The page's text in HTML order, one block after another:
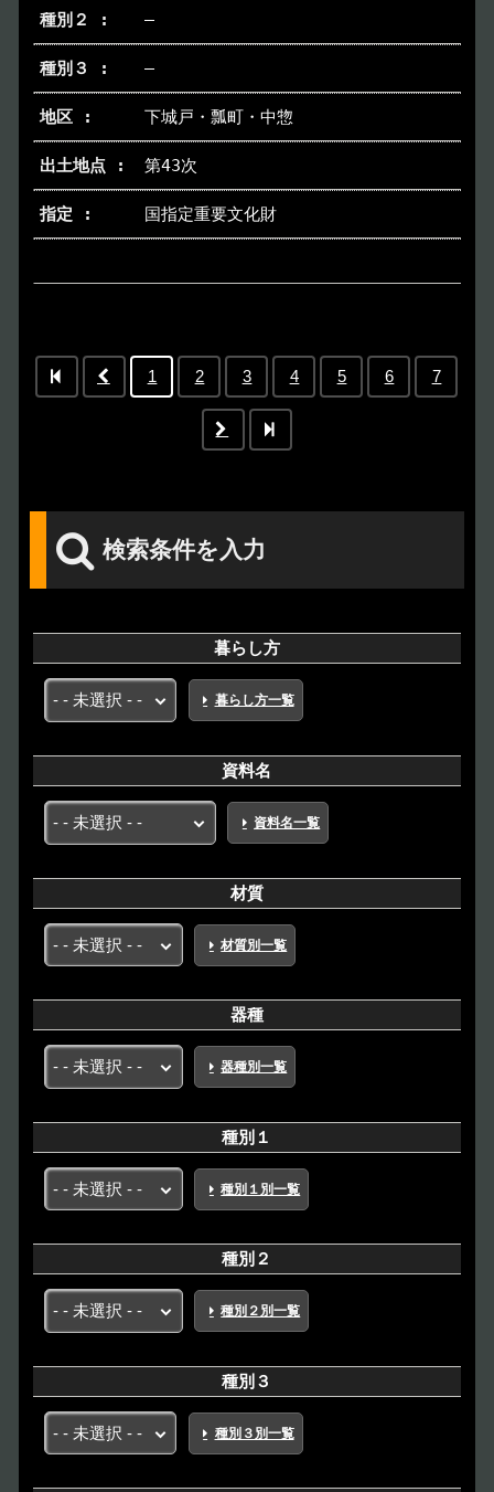
―
―
下城戸・瓢町・中惣
第43次
国指定重要文化財
1 2 3 4 5 6 7
検索条件を入力
暮らし方
暮らし方一覧
資料名
資料名一覧
材質
材質別一覧
器種
器種別一覧
種別１
種別１別一覧
種別２
種別２別一覧
種別３
種別３別一覧